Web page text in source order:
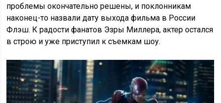
проблемы окончательно решены, и поклонникам
наконец-то назвали дату выхода фильма в России
Флэш. К радости фанатов Эзры Миллера, актер остался
в строю и уже приступил к съемкам шоу.